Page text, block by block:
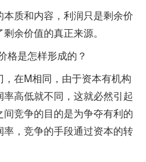
和内容，利润只是剩余价
余价值的真正来源。
是怎样形成的？
M相同，由于资本有机构
高低就不同，这就必然引起
竞争的目的是为争夺有利的
，竞争的手段通过资本的转